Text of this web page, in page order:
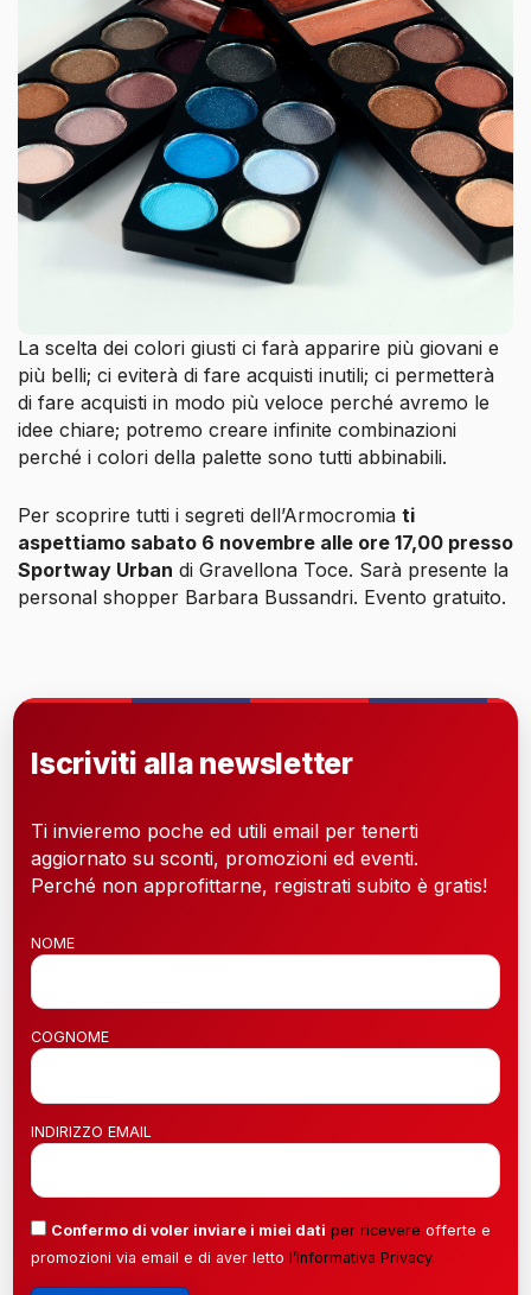
La scelta dei colori giusti ci farà apparire più giovani e
più belli; ci eviterà di fare acquisti inutili; ci permetterà
di fare acquisti in modo più veloce perché avremo le
idee chiare; potremo creare infinite combinazioni
perché i colori della palette sono tutti abbinabili.
Per scoprire tutti i segreti dell’Armocromia ti
aspettiamo sabato 6 novembre alle ore 17,00 presso
Sportway Urban di Gravellona Toce. Sarà presente la
personal shopper Barbara Bussandri. Evento gratuito.
Iscriviti alla newsletter
Ti invieremo poche ed utili email per tenerti
aggiornato su sconti, promozioni ed eventi.
Perché non approfittarne, registrati subito è gratis!
NOME
COGNOME
INDIRIZZO EMAIL
Confermo di voler inviare i miei dati per ricevere offerte e
promozioni via email e di aver letto l’Informativa Privacy.